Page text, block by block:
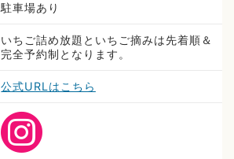
駐車場あり
いちご詰め放題といちご摘みは先着順＆
完全予約制となります。
公式URLはこちら